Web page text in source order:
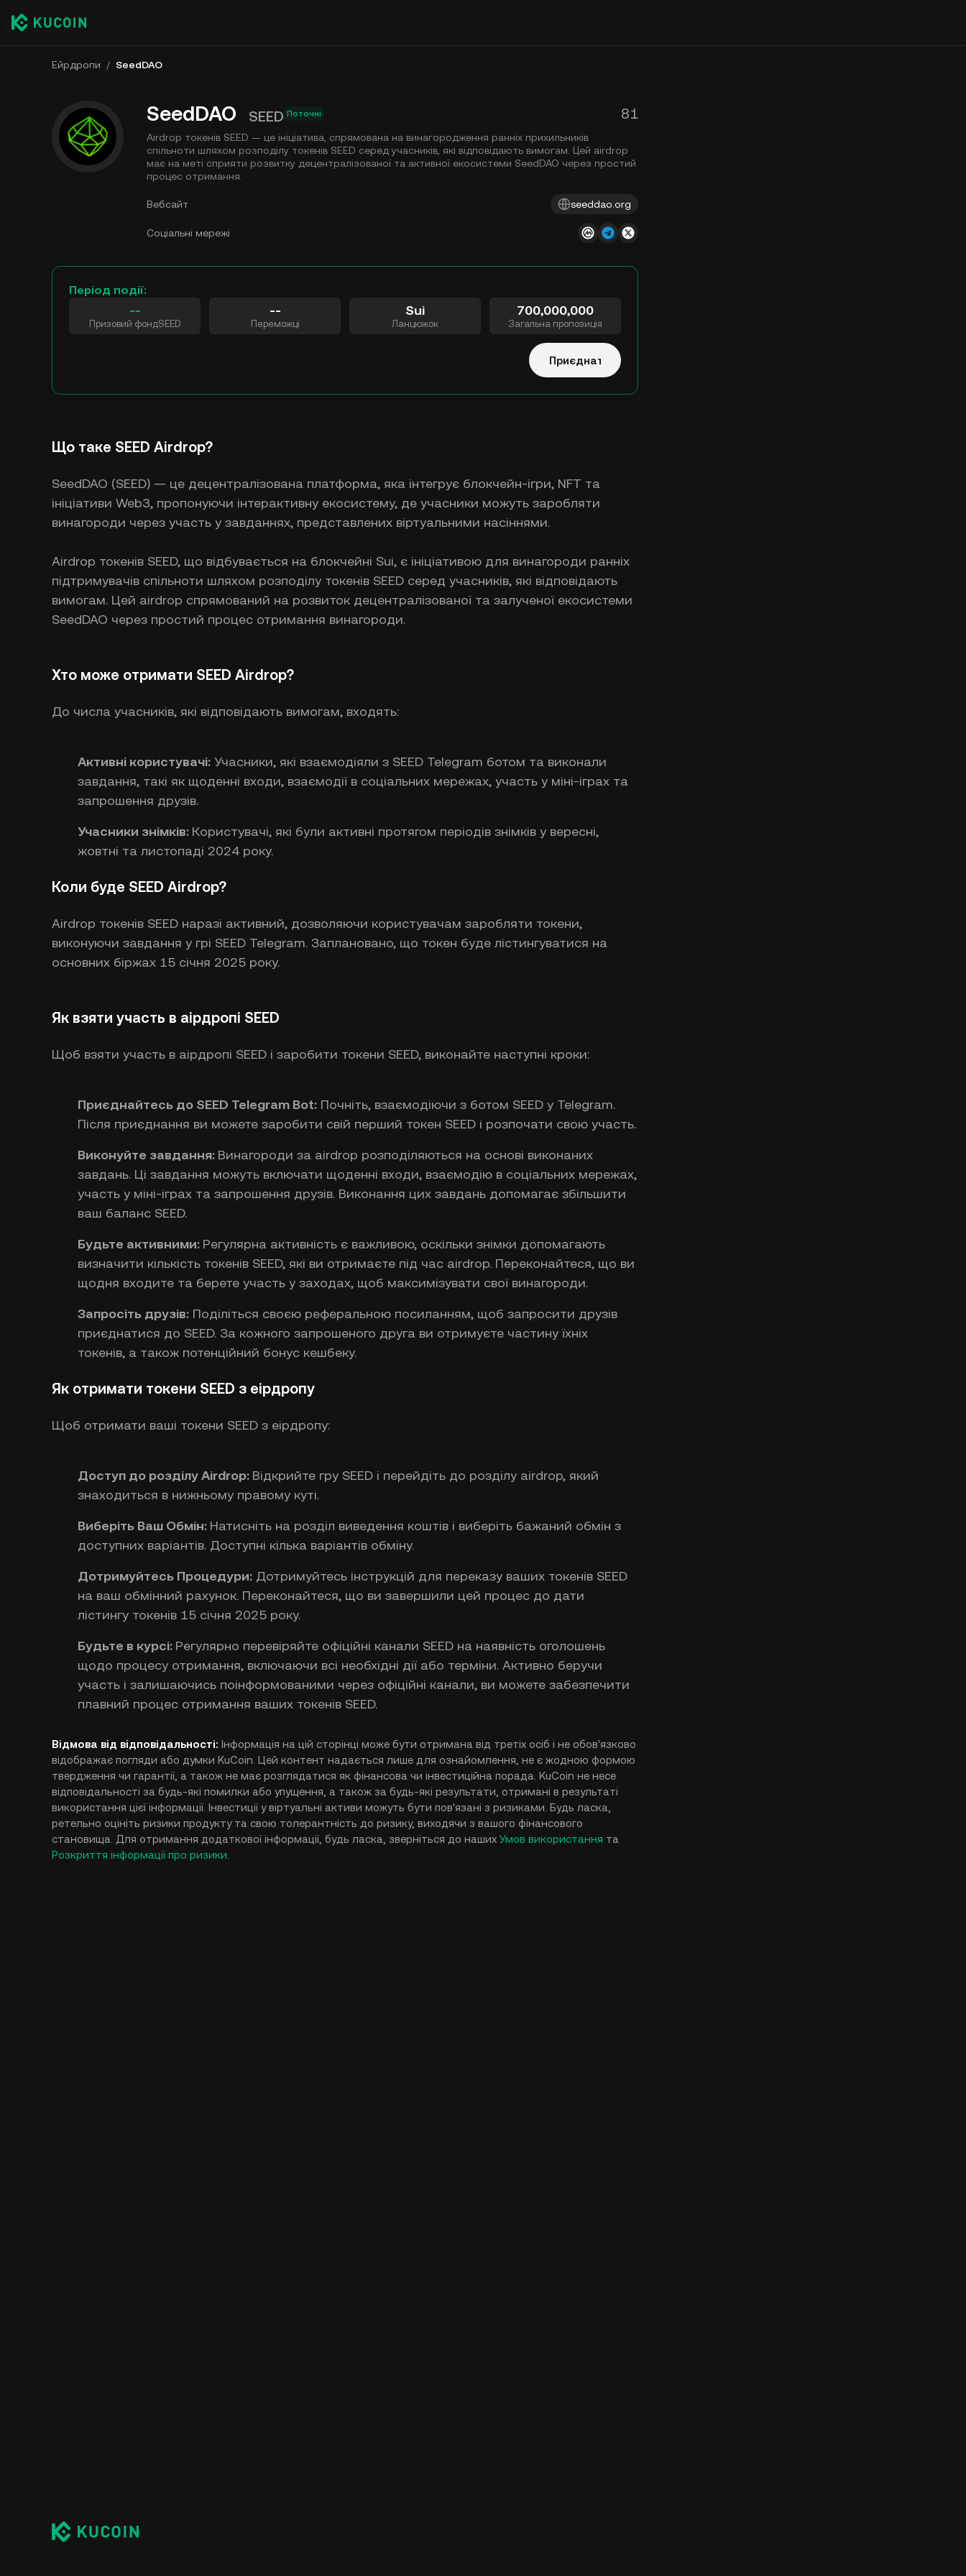
Ейрдропи / SeedDAO
SeedDAO SEED Поточні 81
Airdrop токенів SEED — це ініціатива, спрямована на винагородження ранніх прихильників
спільноти шляхом розподілу токенів SEED серед учасників, які відповідають вимогам. Цей airdrop
має на меті сприяти розвитку децентралізованої та активної екосистеми SeedDAO через простий
процес отримання.
Вебсайт seeddao.org
Соціальні мережі
Період події:
--
Призовий фондSEED
--
Переможці
Sui
Ланцюжок
700,000,000
Загальна пропозиція
Приєднатися
Що таке SEED Airdrop?
SeedDAO (SEED) — це децентралізована платформа, яка інтегрує блокчейн-ігри, NFT та
ініціативи Web3, пропонуючи інтерактивну екосистему, де учасники можуть заробляти
винагороди через участь у завданнях, представлених віртуальними насіннями.
Airdrop токенів SEED, що відбувається на блокчейні Sui, є ініціативою для винагороди ранніх
підтримувачів спільноти шляхом розподілу токенів SEED серед учасників, які відповідають
вимогам. Цей airdrop спрямований на розвиток децентралізованої та залученої екосистеми
SeedDAO через простий процес отримання винагороди.
Хто може отримати SEED Airdrop?
До числа учасників, які відповідають вимогам, входять:
Активні користувачі: Учасники, які взаємодіяли з SEED Telegram ботом та виконали
завдання, такі як щоденні входи, взаємодії в соціальних мережах, участь у міні-іграх та
запрошення друзів.
Учасники знімків: Користувачі, які були активні протягом періодів знімків у вересні,
жовтні та листопаді 2024 року.
Коли буде SEED Airdrop?
Airdrop токенів SEED наразі активний, дозволяючи користувачам заробляти токени,
виконуючи завдання у грі SEED Telegram. Заплановано, що токен буде лістингуватися на
основних біржах 15 січня 2025 року.
Як взяти участь в аірдропі SEED
Щоб взяти участь в аірдропі SEED і заробити токени SEED, виконайте наступні кроки:
Приєднайтесь до SEED Telegram Bot: Почніть, взаємодіючи з ботом SEED у Telegram.
Після приєднання ви можете заробити свій перший токен SEED і розпочати свою участь.
Виконуйте завдання: Винагороди за airdrop розподіляються на основі виконаних
завдань. Ці завдання можуть включати щоденні входи, взаємодію в соціальних мережах,
участь у міні-іграх та запрошення друзів. Виконання цих завдань допомагає збільшити
ваш баланс SEED.
Будьте активними: Регулярна активність є важливою, оскільки знімки допомагають
визначити кількість токенів SEED, які ви отримаєте під час airdrop. Переконайтеся, що ви
щодня входите та берете участь у заходах, щоб максимізувати свої винагороди.
Запросіть друзів: Поділіться своєю реферальною посиланням, щоб запросити друзів
приєднатися до SEED. За кожного запрошеного друга ви отримуєте частину їхніх
токенів, а також потенційний бонус кешбеку.
Як отримати токени SEED з еірдропу
Щоб отримати ваші токени SEED з еірдропу:
Доступ до розділу Airdrop: Відкрийте гру SEED і перейдіть до розділу airdrop, який
знаходиться в нижньому правому куті.
Виберіть Ваш Обмін: Натисніть на розділ виведення коштів і виберіть бажаний обмін з
доступних варіантів. Доступні кілька варіантів обміну.
Дотримуйтесь Процедури: Дотримуйтесь інструкцій для переказу ваших токенів SEED
на ваш обмінний рахунок. Переконайтеся, що ви завершили цей процес до дати
лістингу токенів 15 січня 2025 року.
Будьте в курсі: Регулярно перевіряйте офіційні канали SEED на наявність оголошень
щодо процесу отримання, включаючи всі необхідні дії або терміни. Активно беручи
участь і залишаючись поінформованими через офіційні канали, ви можете забезпечити
плавний процес отримання ваших токенів SEED.
Відмова від відповідальності: Інформація на цій сторінці може бути отримана від третіх осіб і не обов'язково
відображає погляди або думки KuCoin. Цей контент надається лише для ознайомлення, не є жодною формою
твердження чи гарантії, а також не має розглядатися як фінансова чи інвестиційна порада. KuCoin не несе
відповідальності за будь-які помилки або упущення, а також за будь-які результати, отримані в результаті
використання цієї інформації. Інвестиції у віртуальні активи можуть бути пов'язані з ризиками. Будь ласка,
ретельно оцініть ризики продукту та свою толерантність до ризику, виходячи з вашого фінансового
становища. Для отримання додаткової інформації, будь ласка, зверніться до наших Умов використання та
Розкриття інформації про ризики